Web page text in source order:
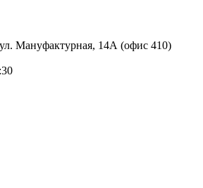
Мануфактурная, 14А (офис 410)